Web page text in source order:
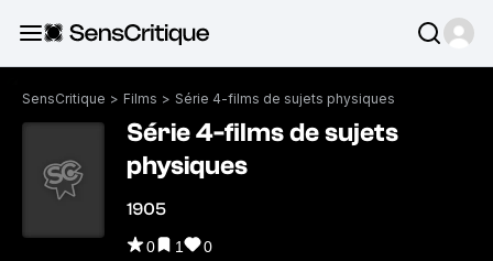
SensCritique > Films > Série 4-films de sujets physiques
Série 4-films de sujets
physiques
1905
0 1 0